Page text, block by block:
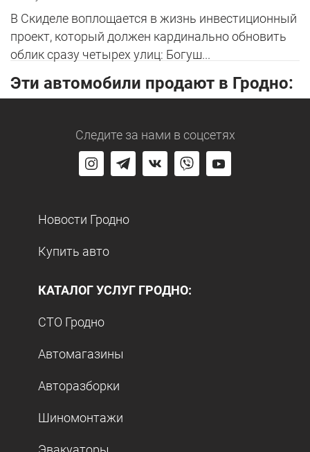
В Скиделе воплощается в жизнь инвестиционный
проект, который должен кардинально обновить
облик сразу четырех улиц: Богуш...
Эти автомобили продают в Гродно:
Следите за нами в соцсетях
Новости Гродно
Купить авто
КАТАЛОГ УСЛУГ ГРОДНО:
СТО Гродно
Автомагазины
Авторазборки
Шиномонтажи